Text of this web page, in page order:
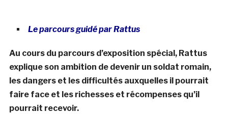
Le parcours guidé par Rattus
Au cours du parcours d’exposition spécial, Rattus
explique son ambition de devenir un soldat romain,
les dangers et les difficultés auxquelles il pourrait
faire face et les richesses et récompenses qu’il
pourrait recevoir.